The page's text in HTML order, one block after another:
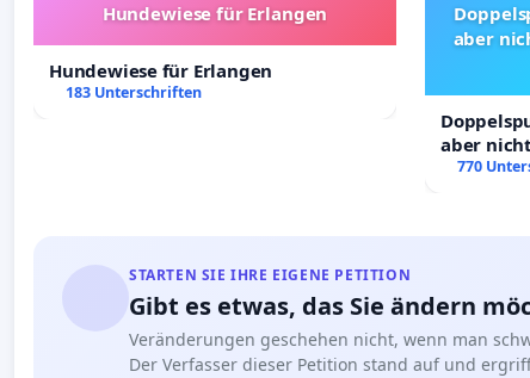
Hundewiese für Erlangen
Hundewiese für Erlangen
183 Unterschriften
aber
aber
Rechte!
770
STARTEN SIE IHRE EIGENE PETITION
Gibt es etwas, das Sie ändern
Veränderungen geschehen nicht, wenn man
Der Verfasser dieser Petition stand auf und